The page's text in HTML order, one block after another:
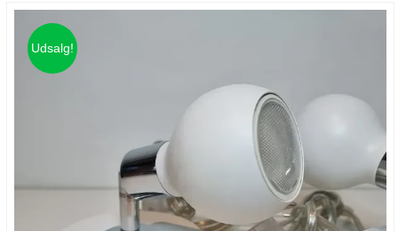
OBS: Mangler lader, men Batterigrebet
med de 6 genopladelige batterier virker
fint.
Kameraet virker fint og tager gode
Udsalg!